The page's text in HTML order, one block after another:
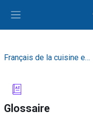
Français de la cuisine et de la restauration
Glossaire